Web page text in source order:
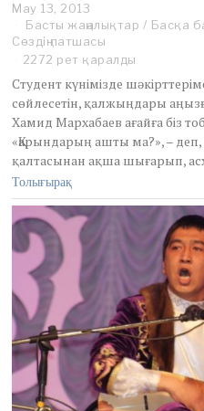
May 13, 2013
a
y
1
,
2
0
1
3
Басты жаңалықтар / Басқа
Сөздің патшасы
2272 рет қаралды
Студент күнімізде
сөйлесетін, қалжыңдары
Хамид Мархабаев ағайға біз
«Қарындарың ашты ма?», – деп,
қалтасынан ақша шығарып,
Толығырақ